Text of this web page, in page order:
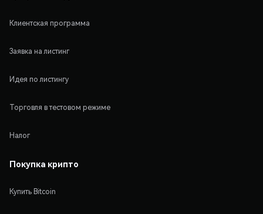
Клиентская программа
Заявка на листинг
Идея по листингу
Торговля в тестовом режиме
Налог
Покупка крипто
Купить Bitcoin